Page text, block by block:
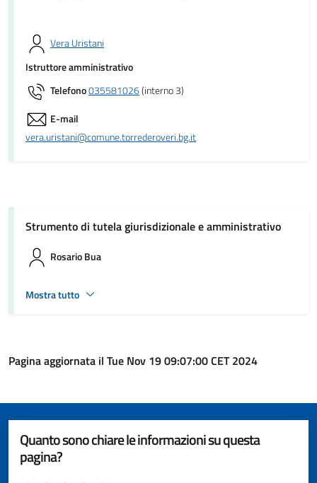
Vera Uristani
Istruttore amministrativo
Telefono035581026(interno 3)
E-mail
vera.uristani@comune.torrederoveri.bg.it
Strumento di tutela giurisdizionale e amministrativo
Rosario Bua
Mostra tutto
Pagina aggiornata il Tue Nov 19 09:07:00 CET 2024
Quanto sono chiare le informazioni su questa
pagina?